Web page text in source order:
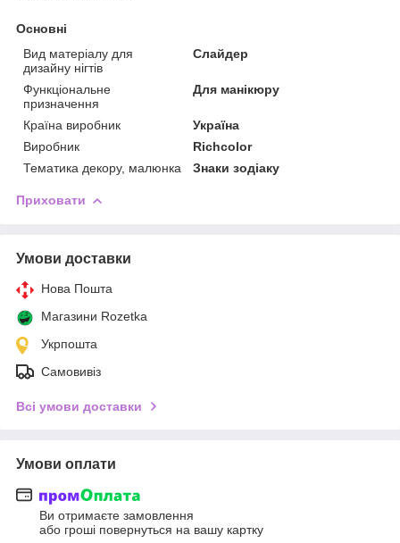
Основні
Вид матеріалу для
дизайну нігтів
Слайдер
Функціональне
призначення
Для манікюру
Країна виробник
Україна
Виробник
Richcolor
Тематика декору, малюнка
Знаки зодіаку
Приховати
Умови доставки
Нова Пошта
Магазини Rozetka
Укрпошта
Самовивіз
Всі умови доставки
Умови оплати
Ви отримаєте замовлення
або гроші повернуться на вашу картку